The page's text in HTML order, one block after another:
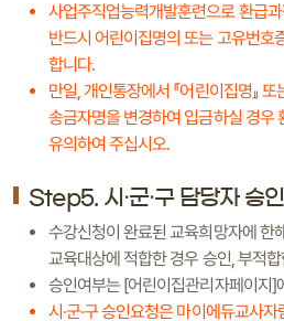
사업주직업능력개발훈련으로 환급
반드시 어린이집명의 또는 고유번호
합니다.
만일, 개인통장에서 『어린이집명』 또
송금자명을 변경하여 입금하실 경우
유의하여 주십시오.
Step5. 시·군·구 담당자 승인
수강신청이 완료된 교육희망자에 한
교육대상에 적합한 경우 승인, 부적
승인여부는 [어린이집관리자페이지]
시·군·구 승인요청은 마이에듀교사